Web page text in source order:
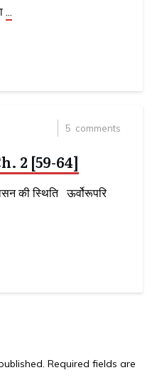
...
5 comments
2 [59-64]
की स्थिति ऊर्वोरूपरि
Required fields are